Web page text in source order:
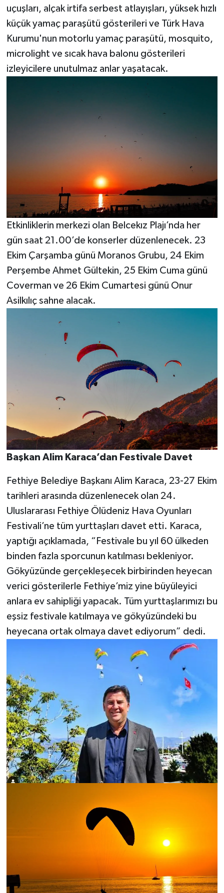
uçuşları, alçak irtifa serbest atlayışları, yüksek hızlı
küçük yamaç paraşütü gösterileri ve Türk Hava
Kurumu'nun motorlu yamaç paraşütü, mosquito,
microlight ve sıcak hava balonu gösterileri
izleyicilere unutulmaz anlar yaşatacak.
Etkinliklerin merkezi olan Belcekız Plajı’nda her
gün saat 21.00’de konserler düzenlenecek. 23
Ekim Çarşamba günü Moranos Grubu, 24 Ekim
Perşembe Ahmet Gültekin, 25 Ekim Cuma günü
Coverman ve 26 Ekim Cumartesi günü Onur
Asilkılıç sahne alacak.
Başkan Alim Karaca’dan Festivale Davet
Fethiye Belediye Başkanı Alim Karaca, 23-27 Ekim
tarihleri arasında düzenlenecek olan 24.
Uluslararası Fethiye Ölüdeniz Hava Oyunları
Festivali’ne tüm yurttaşları davet etti. Karaca,
yaptığı açıklamada, “Festivale bu yıl 60 ülkeden
binden fazla sporcunun katılması bekleniyor.
Gökyüzünde gerçekleşecek birbirinden heyecan
verici gösterilerle Fethiye’miz yine büyüleyici
anlara ev sahipliği yapacak. Tüm yurttaşlarımızı bu
eşsiz festivale katılmaya ve gökyüzündeki bu
heyecana ortak olmaya davet ediyorum” dedi.